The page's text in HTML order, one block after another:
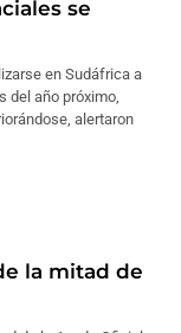
se
en Sudáfrica a
del año próximo,
alertaron
la mitad de